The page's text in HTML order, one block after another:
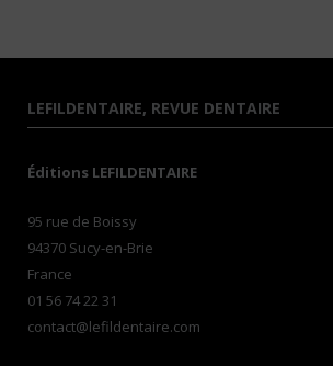
LEFILDENTAIRE, REVUE DENTAIRE
Éditions LEFILDENTAIRE
95 rue de Boissy
94370 Sucy-en-Brie
France
01 56 74 22 31
contact@lefildentaire.com